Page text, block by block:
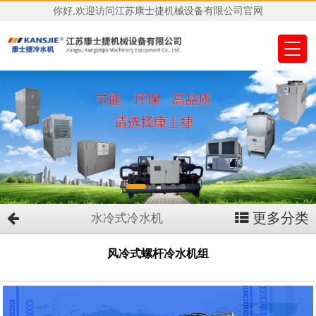
你好,欢迎访问江苏康士捷机械设备有限公司官网
水冷式冷水机 更多分类
风冷式螺杆冷水机组